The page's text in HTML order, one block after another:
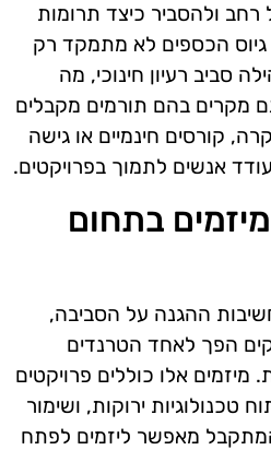
ולהסביר כיצד תרומות
גיוס הכספים לא מתמקד רק
סביב רעיון חינוכי, מה
מקרים בהם תורמים מקבלים
קורסים חינמיים או גישה
אנשים לתמוך בפרויקטים.
בתחום
ההגנה על הסביבה,
הפך לאחד הטרנדים
מיזמים אלו כוללים פרויקטים
טכנולוגיות ירוקות, ושימור
מאפשר ליזמים לפתח